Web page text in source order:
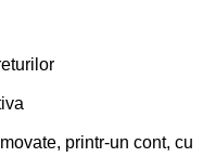
printr-un cont, cu